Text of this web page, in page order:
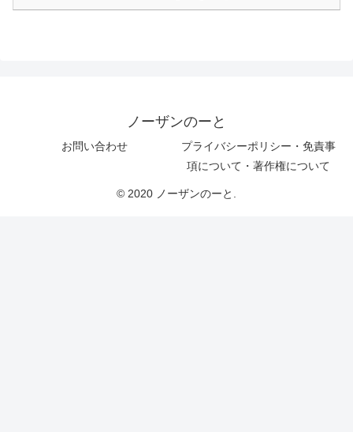
ノーザンのーと
お問い合わせ
プライバシーポリシー・免責事
項について・著作権について
© 2020 ノーザンのーと.